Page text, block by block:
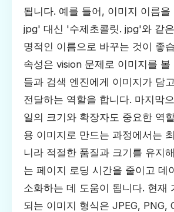
됩니다. 예를 들어, 이미지 이름
jpg' 대신 '수제초콜릿. jpg'와 같
명적인 이름으로 바꾸는 것이 좋
속성은 vision 문제로 이미지를
들과 검색 엔진에게 이미지가 담
전달하는 역할을 합니다. 마지막
일의 크기와 확장자도 중요한 역
용 이미지로 만드는 과정에서는
니라 적절한 품질과 크기를 유지
는 페이지 로딩 시간을 줄이고 데
소화하는 데 도움이 됩니다. 현재
되는 이미지 형식은 JPEG, PNG,